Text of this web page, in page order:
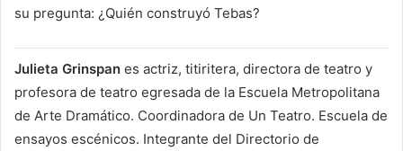
su pregunta: ¿Quién construyó Tebas?
Julieta Grinspan es actriz, titiritera, directora de teatro y
profesora de teatro egresada de la Escuela Metropolitana
de Arte Dramático. Coordinadora de Un Teatro. Escuela de
ensayos escénicos. Integrante del Directorio de